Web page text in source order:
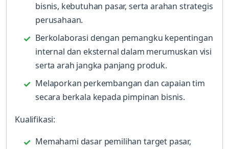
bisnis, kebutuhan pasar, serta arahan strategis
perusahaan.
Berkolaborasi dengan pemangku kepentingan
internal dan eksternal dalam merumuskan visi
serta arah jangka panjang produk.
Melaporkan perkembangan dan capaian tim
secara berkala kepada pimpinan bisnis.
Kualifikasi:
Memahami dasar pemilihan target pasar,